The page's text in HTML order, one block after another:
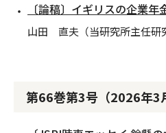
〔論稿〕イギリスの企業
山田 直夫（当研究所主任研
第66巻第3号（2026年3